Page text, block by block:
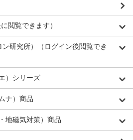
閲覧できます）
研究所）（ログイン後閲覧でき
）シリーズ
ナ）商品
地磁気対策）商品